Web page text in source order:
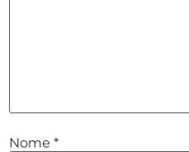
Nome *